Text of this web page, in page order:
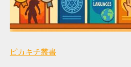
ピカキチ叢書